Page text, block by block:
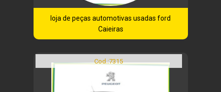
loja de peças automotivas usadas ford
Caieiras
Cod.:7315